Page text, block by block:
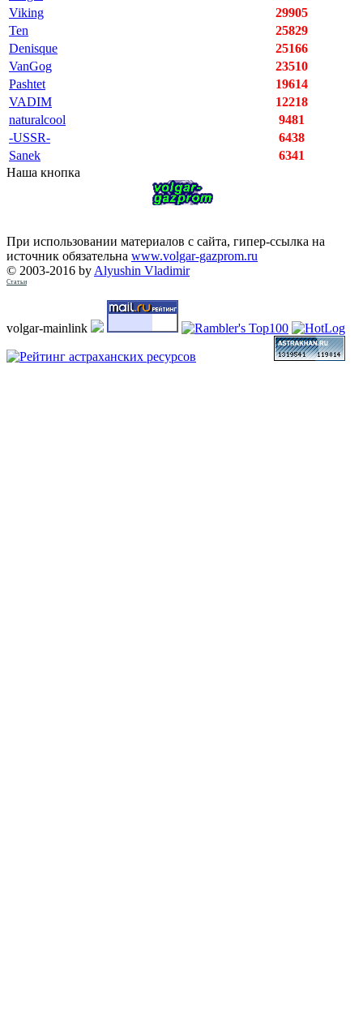
Viking
29905
Ten
25829
Denisque
25166
VanGog
23510
Pashtet
19614
VADIM
12218
naturalcool
9481
-USSR-
6438
Sanek
6341
Наша кнопка
При использовании материалов с сайта, гипер-ссылка на
источник обязательна www.volgar-gazprom.ru
© 2003-2016 by Alyushin Vladimir
Статьи
volgar-mainlink